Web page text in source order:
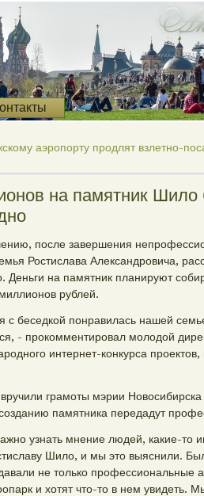
аэропорту продлят взлетно-
на памятник Шило
после завершения
Ростислава Александровича,
на памятник планируют
рублей.
с беседкой понравилась нашей
- прокомментировал молодой
интернет-конкурса
грамоты мэрии
памятника передадут
узнать мнение людей, какие-то
Шило, и мы это выяснили.
не только профессиональные
и хотят что-то в нем увидеть.